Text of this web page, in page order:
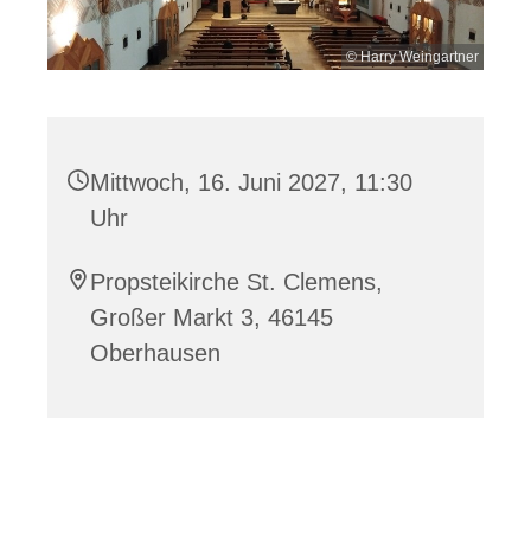
© Harry Weingartner
Mittwoch, 16. Juni 2027, 11:30
Uhr
Propsteikirche St. Clemens,
Großer Markt 3, 46145
Oberhausen